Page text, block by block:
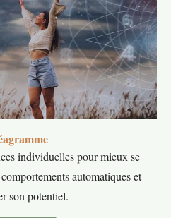
individuelles pour mieux se
automatiques et
son potentiel.